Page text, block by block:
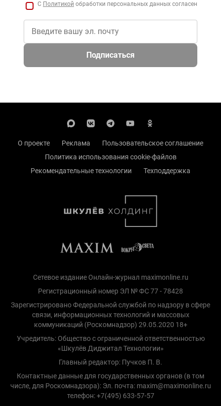
С Политикой обработки персональных данных согласен
Подписаться
О проекте Реклама
Пользовательское соглашение
Политика использования cookie-файлов
Рекомендательные технологии
Техподдержка
Сетевое издание Онлайн-журнал maximonline.ru
Регистрационный номер ЭЛ № ФС 77 - 78428
Зарегистрировано Федеральной службой по надзору в сфере
связи, информационных технологий и массовых
коммуникаций (Роскомнадзор) 29.05.2020 18+
Учредитель: Общество с ограниченной ответственностью
«Шкулёв Диджитал Технологии»
Главный редактор: Пучков П. В.
Контактные данные для государственных органов (в том
числе, для Роскомнадзора): Эл. почта: maxim@maximonline.ru
телефон: +7(495) 633-57-57